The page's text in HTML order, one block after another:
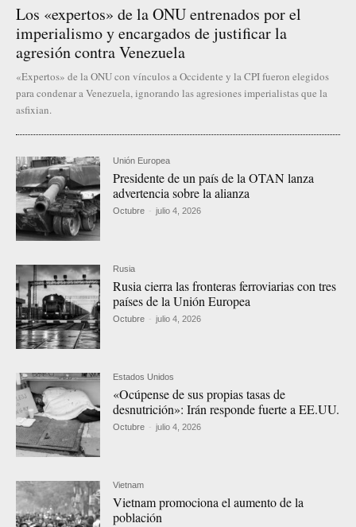
Los «expertos» de la ONU entrenados por el
imperialismo y encargados de justificar la
agresión contra Venezuela
«Expertos» de la ONU con vínculos a Occidente y la CPI fueron elegidos
para condenar a Venezuela, ignorando las agresiones imperialistas que la
asfixian.
Unión Europea
Presidente de un país de la OTAN lanza
advertencia sobre la alianza
Octubre - julio 4, 2026
Rusia
Rusia cierra las fronteras ferroviarias con tres
países de la Unión Europea
Octubre - julio 4, 2026
Estados Unidos
«Ocúpense de sus propias tasas de
desnutrición»: Irán responde fuerte a EE.UU.
Octubre - julio 4, 2026
Vietnam
Vietnam promociona el aumento de la
población